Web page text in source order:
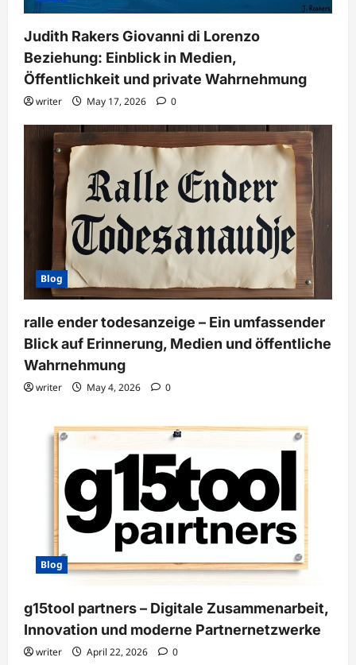
Judith Rakers Giovanni di Lorenzo
Beziehung: Einblick in Medien,
Öffentlichkeit und private Wahrnehmung
writer May 17, 2026 0
Blog
ralle ender todesanzeige – Ein umfassender
Blick auf Erinnerung, Medien und öffentliche
Wahrnehmung
writer May 4, 2026 0
Blog
g15tool partners – Digitale Zusammenarbeit,
Innovation und moderne Partnernetzwerke
writer April 22, 2026 0